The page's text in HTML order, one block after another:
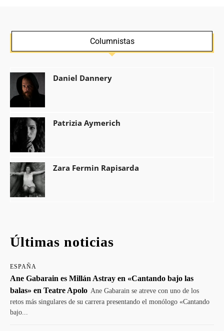
Columnistas
Daniel Dannery
Patrizia Aymerich
Zara Fermin Rapisarda
Últimas noticias
ESPAÑA
Ane Gabarain es Millán Astray en «Cantando bajo las
balas» en Teatre Apolo Ane Gabarain se atreve con uno de los
retos más singulares de su carrera presentando el monólogo «Cantando
bajo...